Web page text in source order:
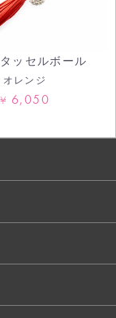
ッセルボール
オレンジ
¥ 6,050